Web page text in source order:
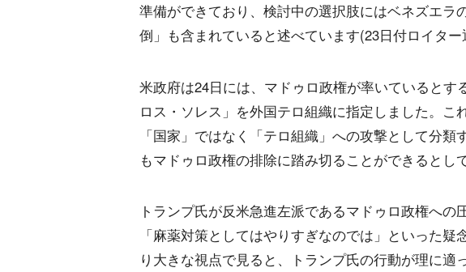
準備ができており、検討中の選択肢にはベネズエラ
倒」も含まれていると述べています(23日付ロイター
米政府は24日には、マドゥロ政権が率いているとす
ロス・ソレス」を外国テロ組織に指定しました。こ
「国家」ではなく「テロ組織」への攻撃として分
もマドゥロ政権の排除に踏み切ることができるとし
トランプ氏が反米急進左派であるマドゥロ政権への
「麻薬対策としてはやりすぎなのでは」といった疑
り大きな視点で見ると、トランプ氏の行動が理に適